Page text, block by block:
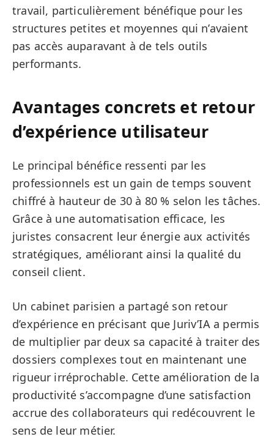
travail, particulièrement bénéfique pour les
structures petites et moyennes qui n’avaient
pas accès auparavant à de tels outils
performants.
Avantages concrets et retour
d’expérience utilisateur
Le principal bénéfice ressenti par les
professionnels est un gain de temps souvent
chiffré à hauteur de 30 à 80 % selon les tâches.
Grâce à une automatisation efficace, les
juristes consacrent leur énergie aux activités
stratégiques, améliorant ainsi la qualité du
conseil client.
Un cabinet parisien a partagé son retour
d’expérience en précisant que Juriv’IA a permis
de multiplier par deux sa capacité à traiter des
dossiers complexes tout en maintenant une
rigueur irréprochable. Cette amélioration de la
productivité s’accompagne d’une satisfaction
accrue des collaborateurs qui redécouvrent le
sens de leur métier.